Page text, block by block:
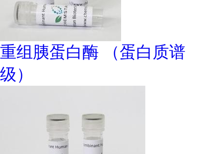
重组胰蛋白酶 （蛋白质谱
级）